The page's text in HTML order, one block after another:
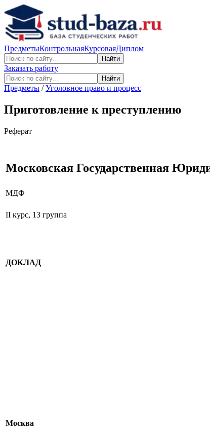
ПредметыКонтрольнаяКурсоваяДиплом
Найти
Заказать работу
Найти
Предметы /Уголовное право и процесс
Приготовление к преступлению
Реферат
Московская Государственная
МДФ
II курс, 13 группа
ДОКЛАД
Москва